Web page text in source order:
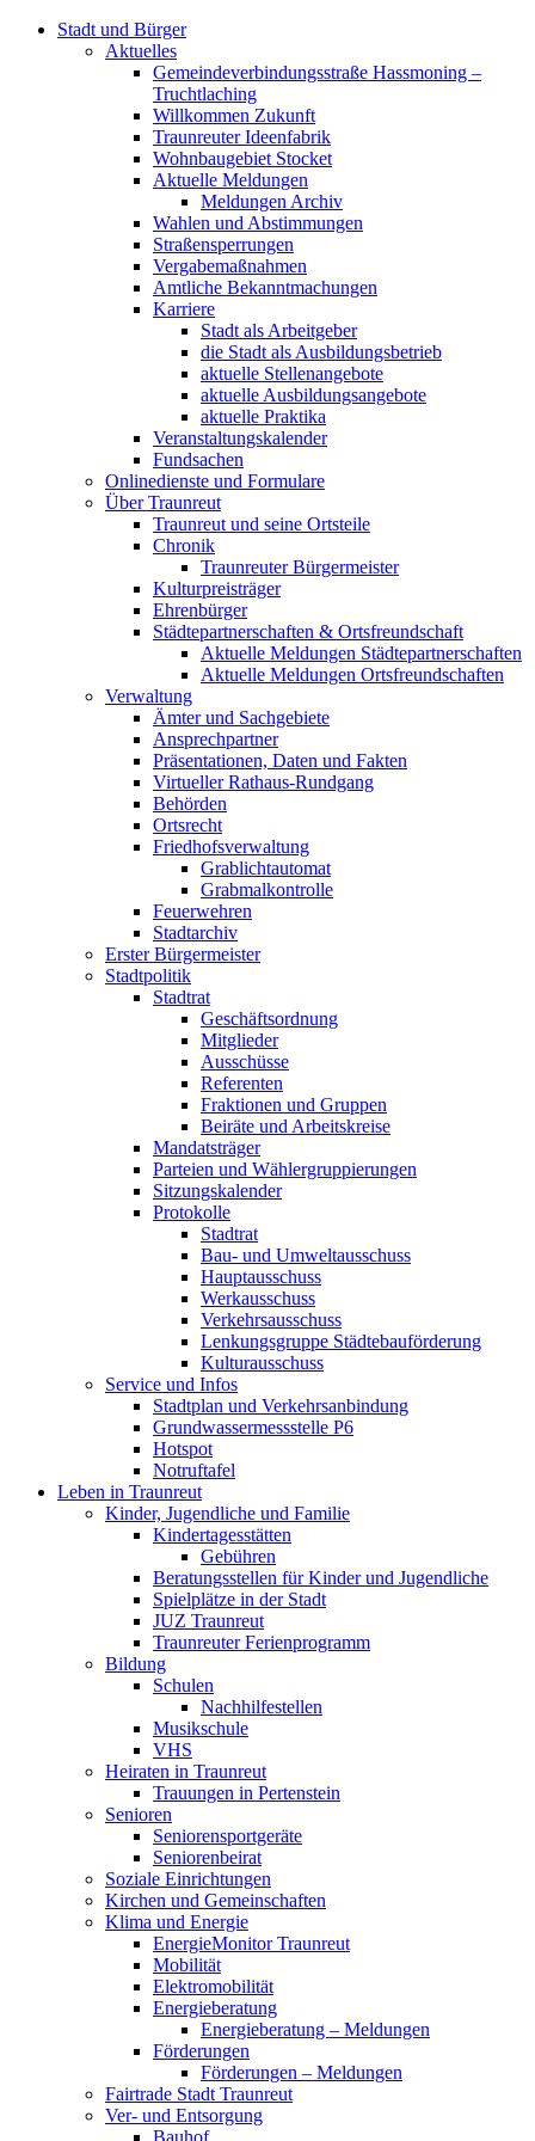
Stadt und Bürger
Aktuelles
Gemeindeverbindungsstraße Hassmoning –
Truchtlaching
Willkommen Zukunft
Traunreuter Ideenfabrik
Wohnbaugebiet Stocket
Aktuelle Meldungen
Meldungen Archiv
Wahlen und Abstimmungen
Straßensperrungen
Vergabemaßnahmen
Amtliche Bekanntmachungen
Karriere
Stadt als Arbeitgeber
die Stadt als Ausbildungsbetrieb
aktuelle Stellenangebote
aktuelle Ausbildungsangebote
aktuelle Praktika
Veranstaltungskalender
Fundsachen
Onlinedienste und Formulare
Über Traunreut
Traunreut und seine Ortsteile
Chronik
Traunreuter Bürgermeister
Kulturpreisträger
Ehrenbürger
Städtepartnerschaften & Ortsfreundschaft
Aktuelle Meldungen Städtepartnerschaften
Aktuelle Meldungen Ortsfreundschaften
Verwaltung
Ämter und Sachgebiete
Ansprechpartner
Präsentationen, Daten und Fakten
Virtueller Rathaus-Rundgang
Behörden
Ortsrecht
Friedhofsverwaltung
Grablichtautomat
Grabmalkontrolle
Feuerwehren
Stadtarchiv
Erster Bürgermeister
Stadtpolitik
Stadtrat
Geschäftsordnung
Mitglieder
Ausschüsse
Referenten
Fraktionen und Gruppen
Beiräte und Arbeitskreise
Mandatsträger
Parteien und Wählergruppierungen
Sitzungskalender
Protokolle
Stadtrat
Bau- und Umweltausschuss
Hauptausschuss
Werkausschuss
Verkehrsausschuss
Lenkungsgruppe Städtebauförderung
Kulturausschuss
Service und Infos
Stadtplan und Verkehrsanbindung
Grundwassermessstelle P6
Hotspot
Notruftafel
Leben in Traunreut
Kinder, Jugendliche und Familie
Kindertagesstätten
Gebühren
Beratungsstellen für Kinder und Jugendliche
Spielplätze in der Stadt
JUZ Traunreut
Traunreuter Ferienprogramm
Bildung
Schulen
Nachhilfestellen
Musikschule
VHS
Heiraten in Traunreut
Trauungen in Pertenstein
Senioren
Seniorensportgeräte
Seniorenbeirat
Soziale Einrichtungen
Kirchen und Gemeinschaften
Klima und Energie
EnergieMonitor Traunreut
Mobilität
Elektromobilität
Energieberatung
Energieberatung – Meldungen
Förderungen
Förderungen – Meldungen
Fairtrade Stadt Traunreut
Ver- und Entsorgung
Bauhof